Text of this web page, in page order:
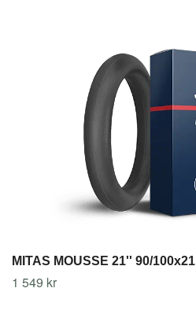
MITAS MOUSSE 21'' 90/100x21
1 549 kr